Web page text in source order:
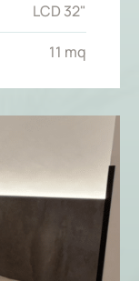
LCD 32"
11 mq